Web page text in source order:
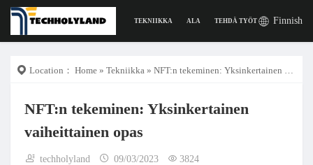
TEKNIIKKA ALA TEHDÄ TYÖTÄ Finnish
Location： Home » Tekniikka » NFT:n tekeminen: Yksinkertainen vaiheittainen opas
NFT:n tekeminen: Yksinkertainen
vaiheittainen opas
techholyland 09/03/2023 3824